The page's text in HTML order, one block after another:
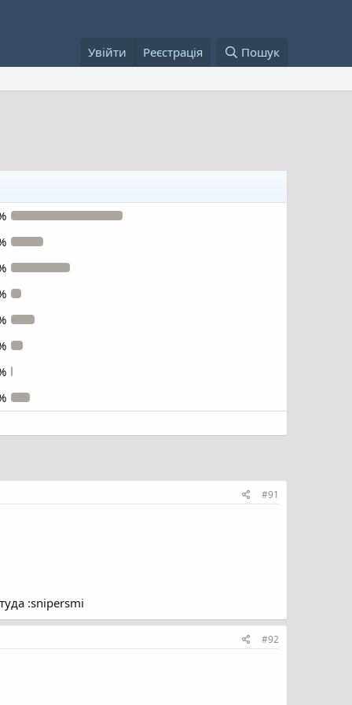
Увійти Реєстрація Пошук
#91
:snipersmi
#92